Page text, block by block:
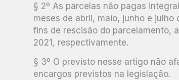
§ 2º As parcelas não pagas
meses de abril, maio, junho e
fins de rescisão do parcelamento,
2021, respectivamente.
§ 3º O previsto nesse artigo não
encargos previstos na legislação.